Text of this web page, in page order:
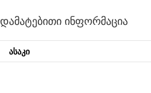
g
h
e
დამატებითი ინფორმაცია
ᲐᲡᲐᲙᲘ